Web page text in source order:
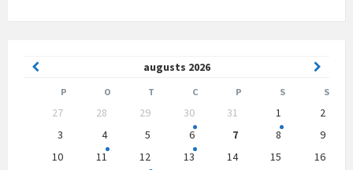
augusts 2026
Previous
Month
Month
P O T C P S S
calendar
27 28 29 30 31 1
2
3
4 5 6 7 8
9
10
11 12 13 14 15
16